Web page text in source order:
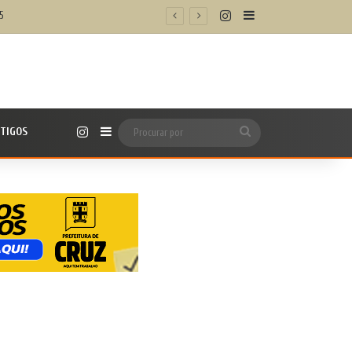
InstagramBarra Lateral
InstagramBarra Lateral
por